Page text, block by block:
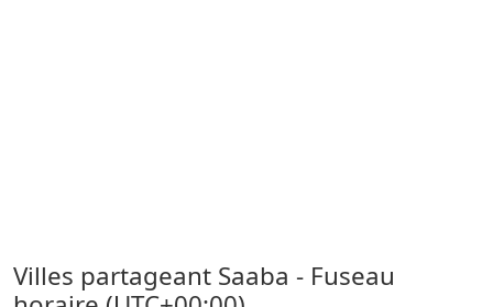
Villes partageant Saaba - Fuseau